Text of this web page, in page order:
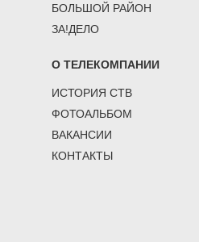
БОЛЬШОЙ РАЙОН
ЗА!ДЕЛО
О ТЕЛЕКОМПАНИИ
ИСТОРИЯ СТВ
ФОТОАЛЬБОМ
ВАКАНСИИ
КОНТАКТЫ